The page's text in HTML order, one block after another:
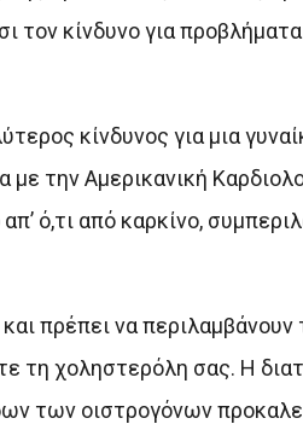
τον κίνδυνο για
κίνδυνος για μια
την Αμερικανική
ό,τι από καρκίνο,
πρέπει να περιλαμβάνουν
τη χοληστερόλη σας. Η
των οιστρογόνων